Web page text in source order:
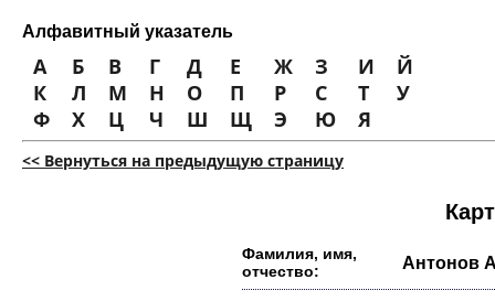
Алфавитный указатель
А Б В Г Д Е Ж З И
Й
К
Л М Н О П Р С Т
У
Ф
Х Ц Ч Ш Щ Э Ю Я
<< Вернуться на предыдущую страницу
Фамилия, имя,
отчество:
Антонов